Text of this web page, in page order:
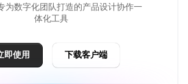
为数字化团队打造的产品设计协作一
体化工具
即使用 下载客户端